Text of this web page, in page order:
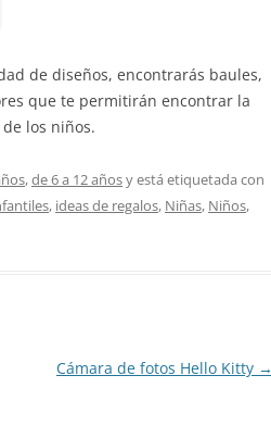
de diseños, encontrarás baules,
que te permitirán encontrar la
los niños.
,de 6 a 12 añosy está etiquetada con
, ideas de regalos, Niñas, Niños,
Cámara de fotos Hello Kitty →